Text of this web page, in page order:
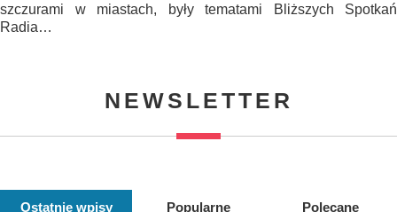
szczurami w miastach, były tematami Bliższych Spotkań
Radia…
NEWSLETTER
Ostatnie wpisy Popularne Polecane